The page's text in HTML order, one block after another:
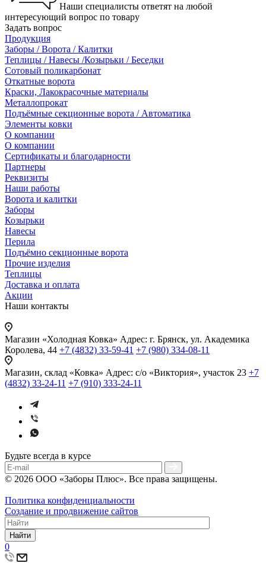
Наши специалисты ответят на любой
интересующий вопрос по товару
Задать вопрос
Продукция
Заборы / Ворота / Калитки
Теплицы / Навесы /Козырьки / Беседки
Сотовый поликарбонат
Откатные ворота
Краски, Лакокрасочные материалы
Металлопрокат
Подъёмные секционные ворота / Автоматика
Элементы ковки
О компании
О компании
Сертификаты и благодарности
Партнеры
Реквизиты
Наши работы
Ворота и калитки
Заборы
Козырьки
Навесы
Перила
Подъёмно секционные ворота
Прочие изделия
Теплицы
Доставка и оплата
Акции
Наши контакты
Магазин «Холодная Ковка» Адрес: г. Брянск, ул. Академика
Королева, 44 +7 (4832) 33-59-41 +7 (980) 334-08-11
Магазин, склад «Ковка» Адрес: с/о «Виктория», участок 23 +7
(4832) 33-24-11 +7 (910) 333-24-11
Будьте всегда в курсе
© 2026 ООО «Заборы Плюс». Все права защищены.
Политика конфиденциальности
Создание и продвижение сайтов
Найти
0